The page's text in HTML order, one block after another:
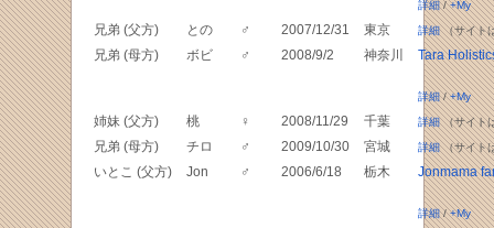
詳細/+My
兄弟 (父方) との ♂ 2007/12/31 東京 詳細（サイト
兄弟 (母方) ボビ ♂ 2008/9/2 神奈川 Tara
詳細/+My
姉妹 (父方) 桃 ♀ 2008/11/29 千葉 詳細（サイト
兄弟 (母方) チロ ♂ 2009/10/30 宮城 詳細（サイト
いとこ (父方) Jon ♂ 2006/6/18 栃木 Jonmama
詳細/+My